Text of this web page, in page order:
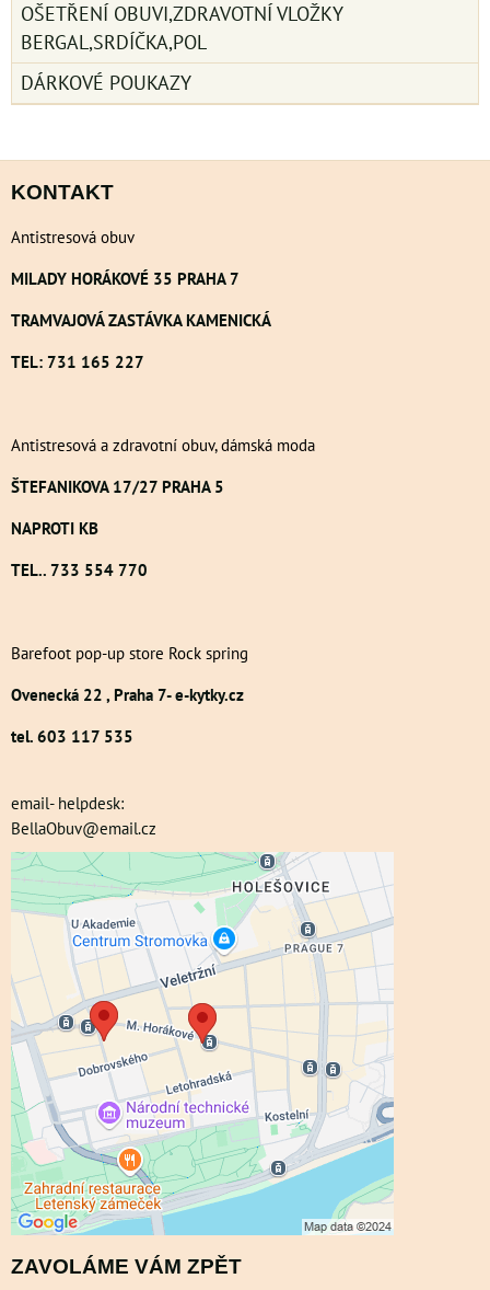
OŠETŘENÍ OBUVI,ZDRAVOTNÍ VLOŽKY
BERGAL,SRDÍČKA,POL
DÁRKOVÉ POUKAZY
KONTAKT
Antistresová obuv
MILADY HORÁKOVÉ 35 PRAHA 7
TRAMVAJOVÁ ZASTÁVKA KAMENICKÁ
TEL: 731 165 227
Antistresová a zdravotní obuv, dámská moda
ŠTEFANIKOVA 17/27 PRAHA 5
NAPROTI KB
TEL.. 733 554 770
Barefoot pop-up store Rock spring
Ovenecká 22 , Praha 7- e-kytky.cz
tel. 603 117 535
email- helpdesk:
BellaObuv@email.cz
Externí obsah je blokován Volbami
soukromí
Přejete si načíst externí obsah?
Povolit a zapamatovat - souhlas s druhem
cookie: Funkční
ZAVOLÁME VÁM ZPĚT